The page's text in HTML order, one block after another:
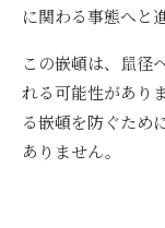
に関わる事態へと
この嵌頓は、鼠径
れる可能性があり
る嵌頓を防ぐため
ありません。